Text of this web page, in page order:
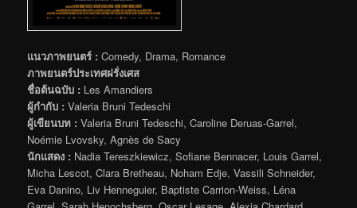
แนวภาพยนตร์ : Comedy, Drama, Romance
ภาพยนตร์ประเทศฝรั่งเศส
ชื่อต้นฉบับ : Les Amandiers
ผู้กำกับ : Valeria Bruni Tedeschi
ผู้เขียนบท : Valeria Bruni Tedeschi, Caroline Deruas-Garrel,
Noémie Lvovsky, Agnès de Sacy
นักแสดง : Nadia Tereszkiewicz, Sofiane Bennacer, Louis Garrel,
Micha Lescot, Clara Bretheau, Noham Edje, Vassili Schneider,
Eva Danino, Liv Henneguier, Baptiste Carrion-Weiss, Léna